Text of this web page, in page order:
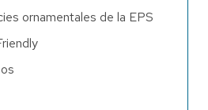
ornamentales de la EPS